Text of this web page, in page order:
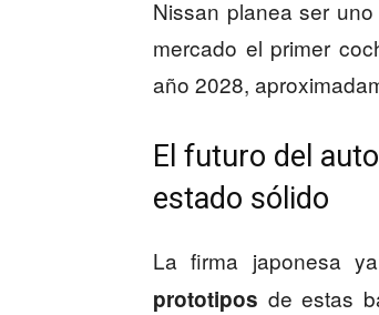
Nissan planea ser
mercado el primer
año 2028,
El futuro del
estado sólido
La firma japonesa
prototipos de estas